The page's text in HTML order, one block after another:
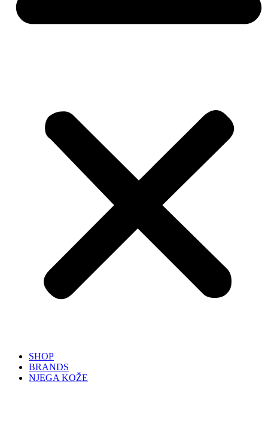
SHOP
BRANDS
NJEGA KOŽE